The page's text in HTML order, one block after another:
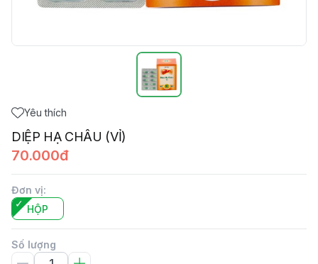
Yêu thích
DIỆP HẠ CHÂU (VỈ)
70.000đ
Đơn vị:
HỘP
Số lượng